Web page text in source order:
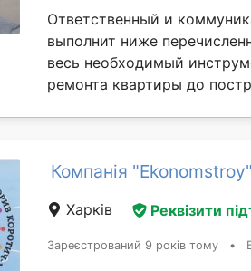
Ответственный и
выполнит ниже
весь необходимый
ремонта квартиры до
Компанія "Ekonomstroy"
Харків Реквізити
Зареєстрований 9 років тому •